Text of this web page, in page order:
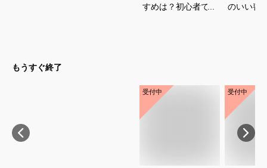
すめは？初心者でも
のいい喪
もうすぐ終了
受付中 受付中